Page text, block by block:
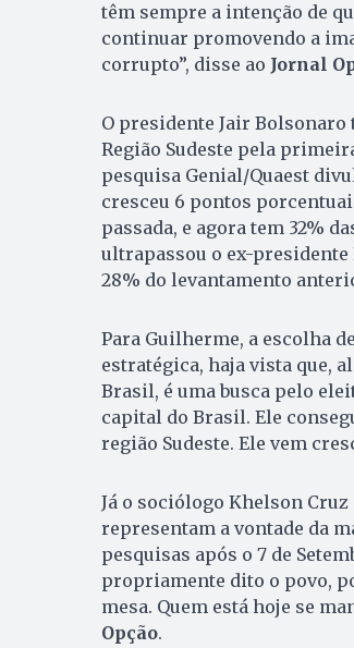
têm sempre a intenção de
continuar promovendo a
corrupto”, disse ao Jornal
O presidente Jair
Região Sudeste pela
pesquisa Genial/Quaest
cresceu 6 pontos
passada, e agora tem 32%
ultrapassou o ex-presidente
28% do levantamento
Para Guilherme, a escolha
estratégica, haja vista que,
Brasil, é uma busca pelo
capital do Brasil. Ele
região Sudeste. Ele vem
Já o sociólogo Khelson
representam a vontade da
pesquisas após o 7 de
propriamente dito o povo,
mesa. Quem está hoje se
Opção.